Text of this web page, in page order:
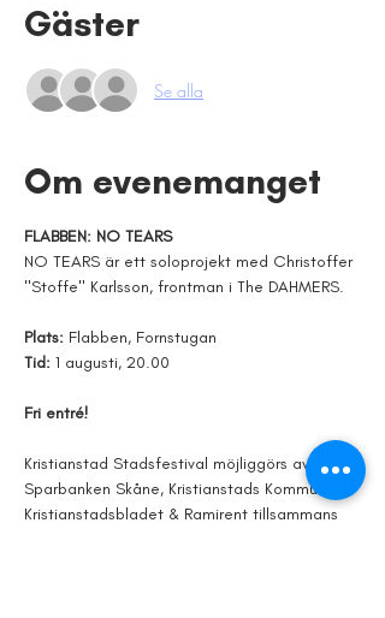
Gäster
Se alla
Om evenemanget
FLABBEN: NO TEARS
NO TEARS är ett soloprojekt med Christoffer
"Stoffe" Karlsson, frontman i The DAHMERS.
Plats: Flabben, Fornstugan
Tid: 1 augusti, 20.00
Fri entré!
Kristianstad Stadsfestival möjliggörs av
Sparbanken Skåne, Kristianstads Kommun,
Kristianstadsbladet & Ramirent tillsammans